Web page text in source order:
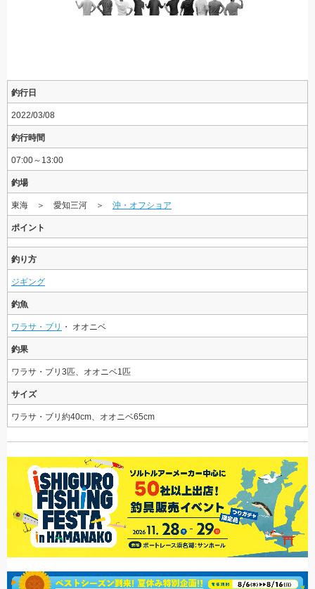
釣行日
2022/03/08
釣行時間
07:00～13:00
釣場
東海 ＞ 愛知三河 ＞ 沖・オフショア
ポイント
釣り方
ジギング
釣魚
ワラサ・ブリ ・ オオニベ
釣果
ワラサ・ブリ3匹、オオニベ1匹
サイズ
ワラサ・ブリ約40cm、オオニベ65cm